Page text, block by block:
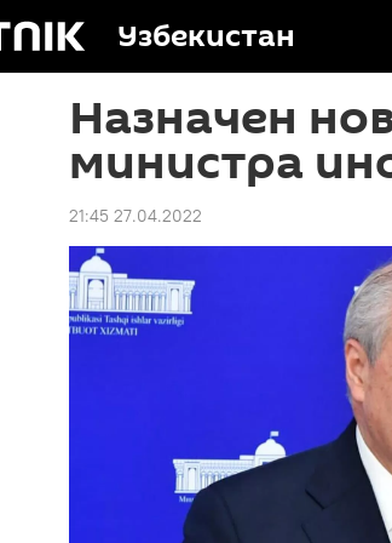
Узбекистан
Назначен
министра
21:45 27.04.2022